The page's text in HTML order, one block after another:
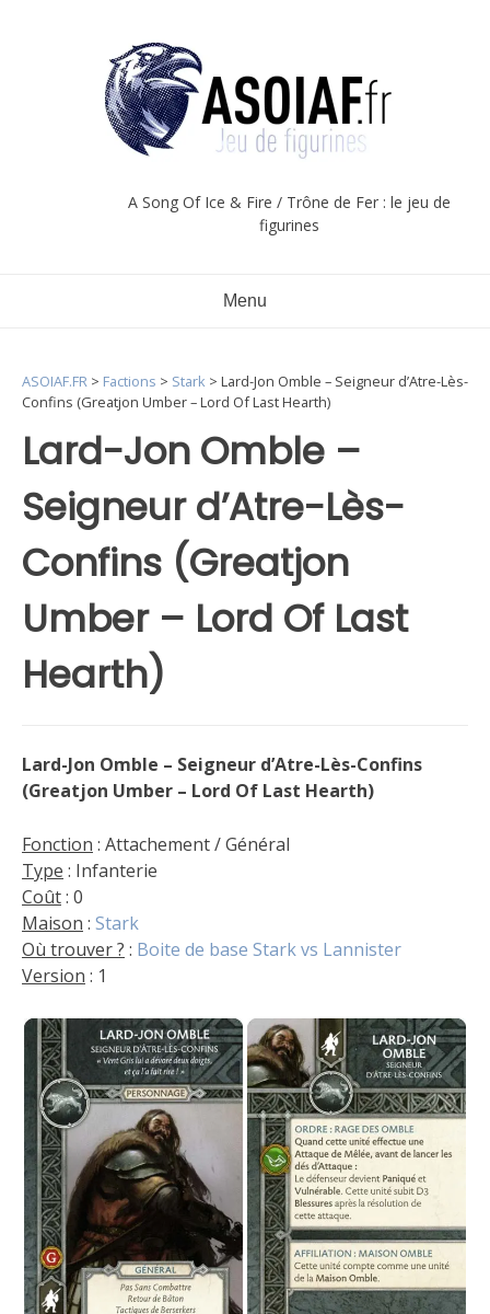
A Song Of Ice & Fire / Trône de Fer : le jeu de
figurines
Menu
Lard-Jon Omble –
Seigneur d’Atre-Lès-
Confins (Greatjon
Umber – Lord Of Last
Hearth)
ASOIAF.FR > Factions > Stark > Lard-Jon Omble – Seigneur d’Atre-Lès-
Confins (Greatjon Umber – Lord Of Last Hearth)
Lard-Jon Omble – Seigneur d’Atre-Lès-Confins
(Greatjon Umber – Lord Of Last Hearth)
Fonction : Attachement / Général
Type : Infanterie
Coût: 0
Maison : Stark
Où trouver ? : Boite de base Stark vs Lannister
Version : 1